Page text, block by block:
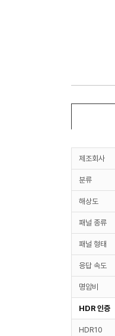
제조회사
분류
해상도
패널 종류
패널 형태
응답 속도
명암비
HDR 인증
HDR10